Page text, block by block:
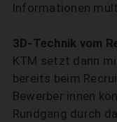
Informationen
3D-Technik vom
KTM setzt dann
bereits beim
Bewerber:innen
Rundgang durch